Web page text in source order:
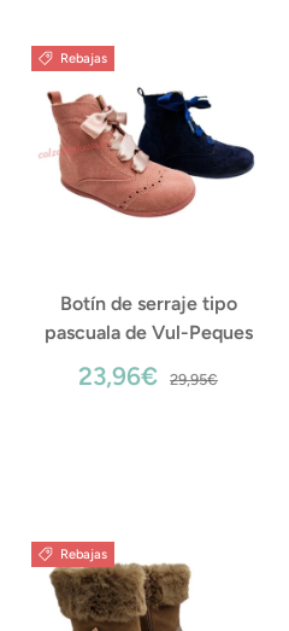
Rebajas
Botín de serraje tipo
pascuala de Vul-Peques
23,96€ 29,95€
Rebajas